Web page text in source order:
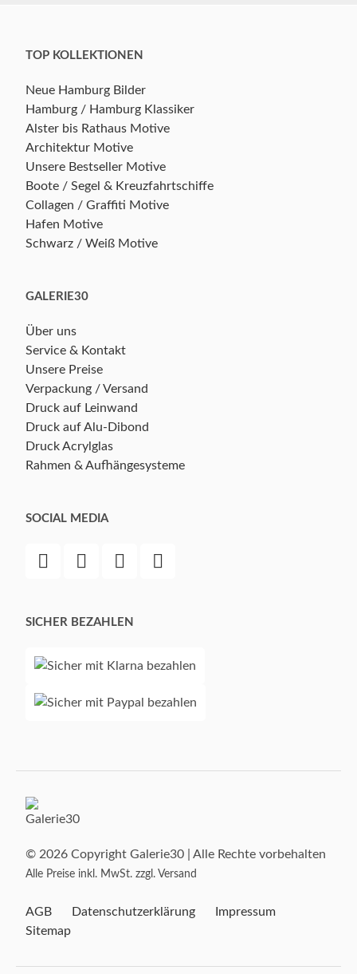
TOP KOLLEKTIONEN
Neue Hamburg Bilder
Hamburg / Hamburg Klassiker
Alster bis Rathaus Motive
Architektur Motive
Unsere Bestseller Motive
Boote / Segel & Kreuzfahrtschiffe
Collagen / Graffiti Motive
Hafen Motive
Schwarz / Weiß Motive
GALERIE30
Über uns
Service & Kontakt
Unsere Preise
Verpackung / Versand
Druck auf Leinwand
Druck auf Alu-Dibond
Druck Acrylglas
Rahmen & Aufhängesysteme
SOCIAL MEDIA
SICHER BEZAHLEN
© 2026 Copyright Galerie30 | Alle Rechte vorbehalten
Alle Preise inkl. MwSt. zzgl. Versand
AGB Datenschutzerklärung
Impressum
Sitemap